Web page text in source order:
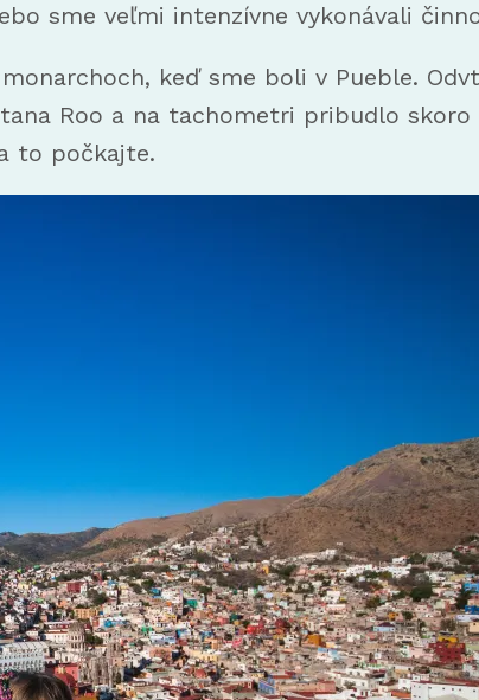
sme veľmi intenzívne vykonávali
keď sme boli v Pueble.
Roo a na tachometri pribudlo
to počkajte.